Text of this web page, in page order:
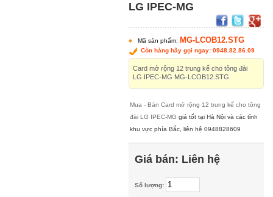
LG IPEC-MG
Mã sản phẩm: MG-LCOB12.STG
Còn hàng hãy gọi ngay: 0948.82.86.09
Card mở rộng 12 trung kế cho tông đài
LG IPEC-MG MG-LCOB12.STG
Mua - Bán Card mở rộng 12 trung kế cho tông
đài LG IPEC-MGgiá tốt tại Hà Nội và các tỉnh
khu vực phía Bắc, liên hệ 0948828609
Giá bán: Liên hệ
Số lượng: